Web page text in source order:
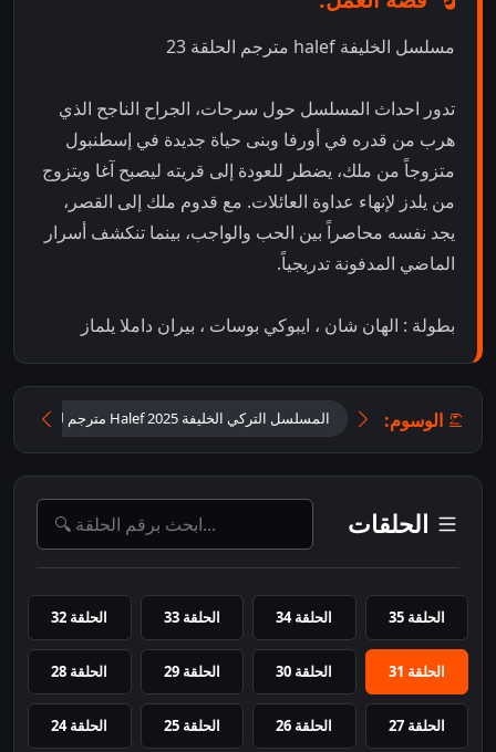
مسلسل الخليفة halef مترجم الحلقة 23
تدور احداث المسلسل حول سرحات، الجراح الناجح الذي
هرب من قدره في أورفا وبنى حياة جديدة في إسطنبول
متزوجاً من ملك، يضطر للعودة إلى قريته ليصبح آغا ويتزوج
من يلدز لإنهاء عداوة العائلات. مع قدوم ملك إلى القصر،
يجد نفسه محاصراً بين الحب والواجب، بينما تنكشف أسرار
الماضي المدفونة تدريجياً.
بطولة : الهان شان ، ايبوكي بوسات ، بيران داملا يلماز
الوسوم: المسلسل التركي الخليفة 2025 Halef مترجم للعربية
الحلقات
الحلقة 35 الحلقة 34 الحلقة 33 الحلقة 32
الحلقة 31 الحلقة 30 الحلقة 29 الحلقة 28
الحلقة 27 الحلقة 26 الحلقة 25 الحلقة 24